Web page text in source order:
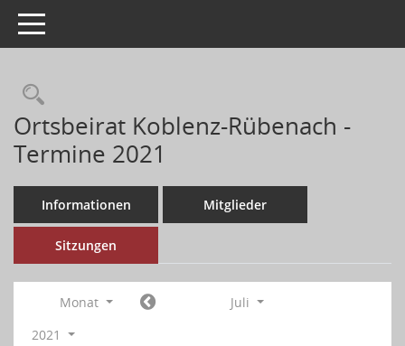
Toggle navigation
Ortsbeirat Koblenz-Rübenach -
Termine 2021
Informationen Mitglieder
Sitzungen
Monat
Juli
2021